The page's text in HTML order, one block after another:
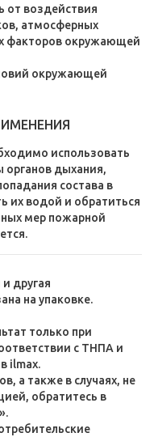
от воздействия
атмосферных
факторов окружающей
окружающей
использовать
органов дыхания,
состава в
их водой и обратиться
мер пожарной
другая
на упаковке.
только при
с ТНПА и
ilmax.
а также в случаях, не
обратитесь в